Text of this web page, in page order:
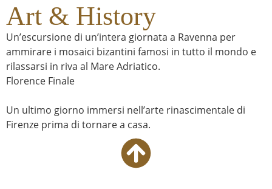
Art & History
Un’escursione di un’intera giornata a Ravenna per
ammirare i mosaici bizantini famosi in tutto il mondo e
rilassarsi in riva al Mare Adriatico.
Florence Finale
Un ultimo giorno immersi nell’arte rinascimentale di
Firenze prima di tornare a casa.